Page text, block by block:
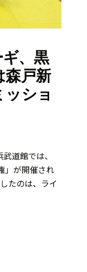
、黒
森戸新
ショ
道館では、
」が開催され
たのは、ライ